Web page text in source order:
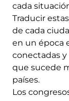
cada
Traducir
de cada
en un época
conectadas
que sucede
países.
Los